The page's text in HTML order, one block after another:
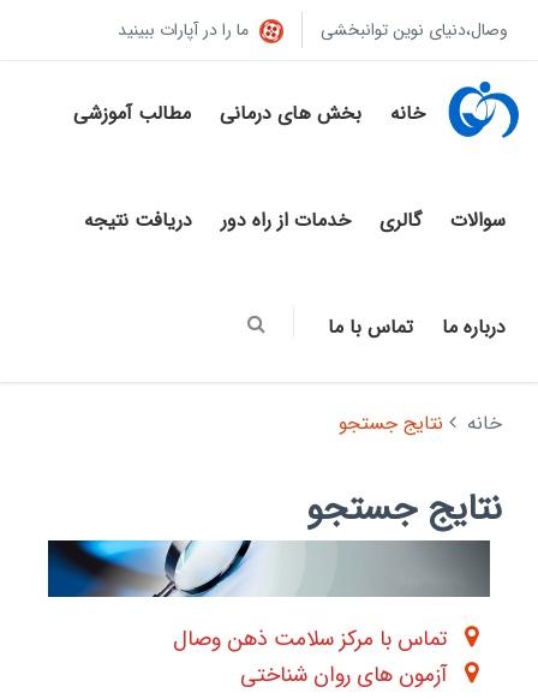
وصال،دنیای نوین توانبخشی ما را در آپارات ببینید
خانه بخش های درمانی مطالب آموزشی
سوالات گالری خدمات از راه دور دریافت نتیجه
درباره ما تماس با ما
خانه نتایج جستجو
نتایج جستجو
تماس با مرکز سلامت ذهن وصال
آزمون های روان شناختی